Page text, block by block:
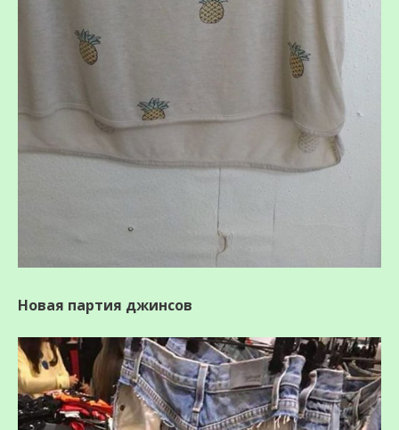
Новая партия джинсов